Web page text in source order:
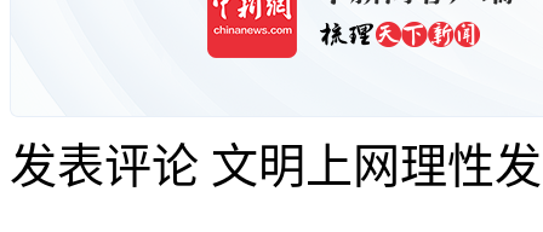
发表评论 文明上网理性